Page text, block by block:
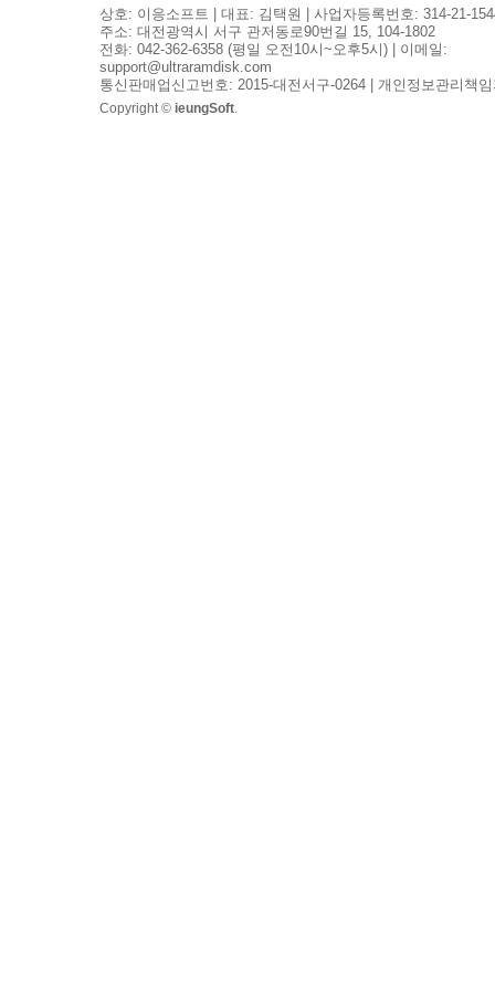
상호: 이응소프트 | 대표: 김택원 | 사업자등록번호: 314-21-
주소: 대전광역시 서구 관저동로90번길 15, 104-1802
전화: 042-362-6358 (평일 오전10시~오후5시) | 이메일:
support@ultraramdisk.com
통신판매업신고번호: 2015-대전서구-0264 | 개인정보관리책
Copyright © ieungSoft.